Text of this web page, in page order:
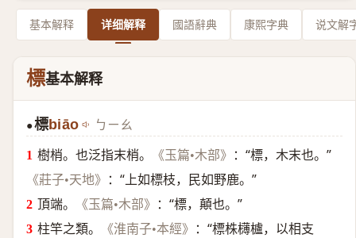
基本解释 详细解释 國語辭典 康熙字典 说文解
標基本解释
●標biāo ㄅㄧㄠ
樹梢。也泛指末梢。 《玉篇•木部》 ：“標，木末也。”
《莊子•天地》
：“上如標枝，民如野鹿。”
頂端。
《玉篇•木部》
：“標，顛也。”
柱竿之類。
《淮南子•本經》
：“標株欂櫨，以相支